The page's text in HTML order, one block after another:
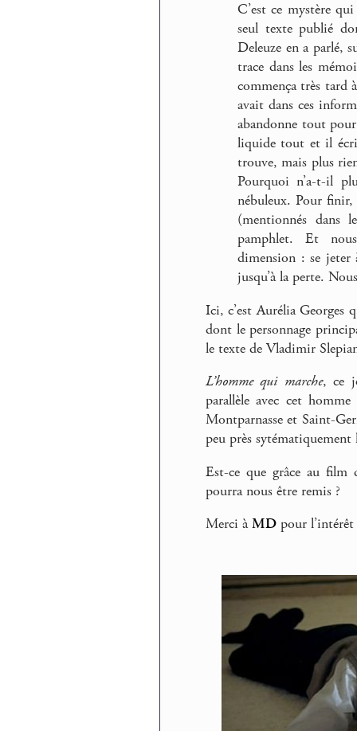
C’est ce mystère
seul texte publié
Deleuze en a parlé,
trace dans les
commença très tard
avait dans ces
abandonne tout
liquide tout et il
trouve, mais plus
Pourquoi n’a-t-il
nébuleux. Pour finir,
(mentionnés dans
pamphlet. Et
dimension : se jeter
jusqu’à la perte.
Ici, c’est Aurélia
dont le personnage
le texte de Vladimir
L’homme qui marche, ce
parallèle avec cet
Montparnasse et Saint-
peu près
Est-ce que grâce au film
pourra nous être remis ?
Merci àMD pour